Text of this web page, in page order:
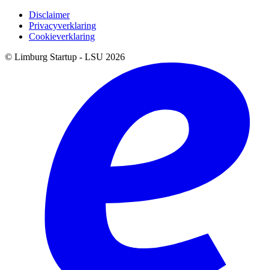
Disclaimer
Privacyverklaring
Cookieverklaring
© Limburg Startup - LSU 2026